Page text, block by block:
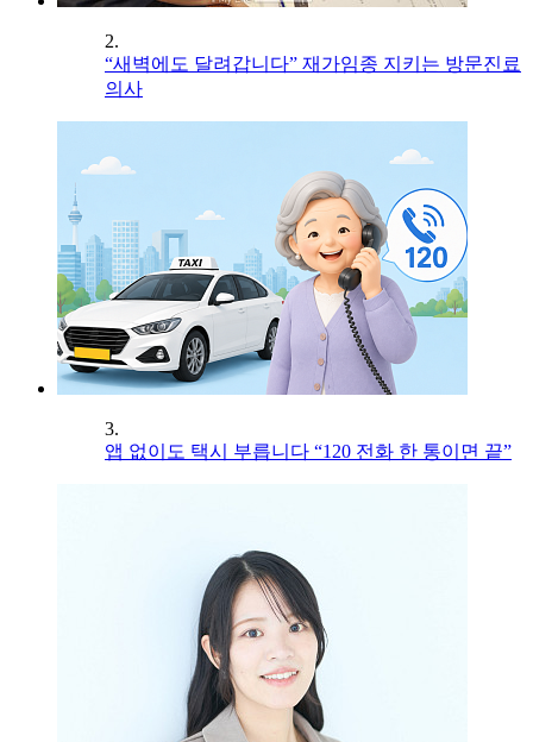
2.
“새벽에도 달려갑니다” 재가임종 지키는 방문진료
의사
3.
앱 없이도 택시 부릅니다 “120 전화 한 통이면 끝”